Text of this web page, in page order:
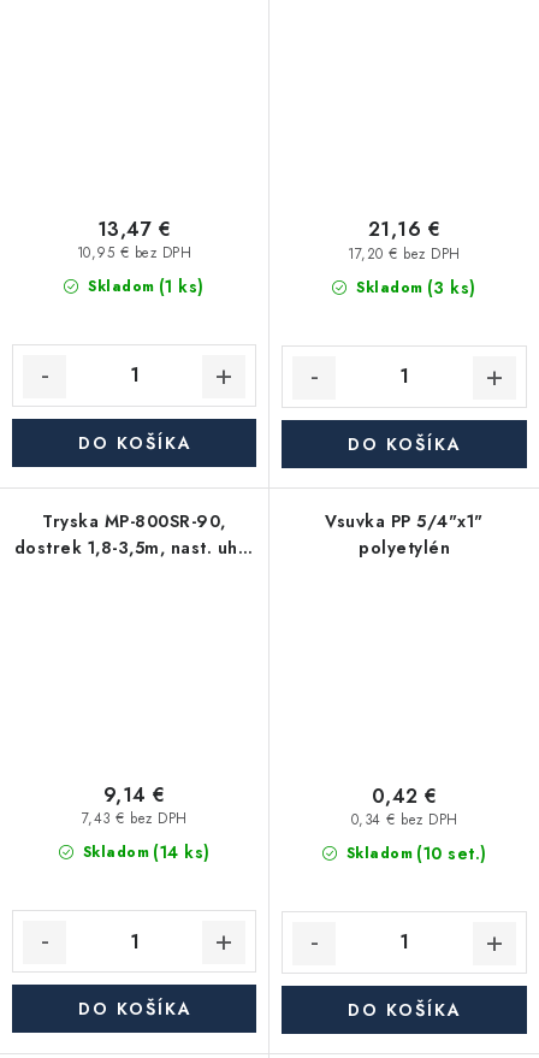
Skladom (1 ks)
10,95 € bez DPH
13,47 €
DO KOŠÍKA
Skladom (3 ks)
17,20 € bez DPH
21,16 €
DO KOŠÍKA
Tryska MP-800SR-90,
dostrek 1,8-3,5m, nast. uhol
Skladom (14 ks)
7,43 € bez DPH
9,14 €
DO KOŠÍKA
Vsuvka PP 5/4"x1"
polyetylén
Skladom (10 set.)
0,34 € bez DPH
0,42 €
DO KOŠÍKA